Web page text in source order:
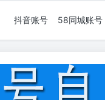
抖音账号 58同城账号